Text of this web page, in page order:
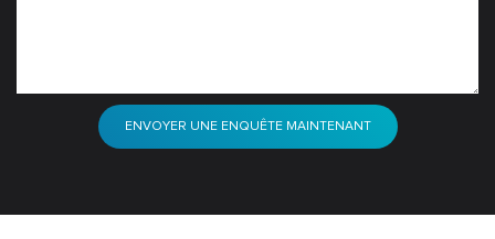
ENVOYER UNE ENQUÊTE MAINTENANT